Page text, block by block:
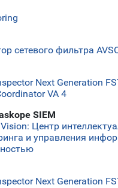
сетевого фильтра
Next Generation
VA 4
SIEM
Центр
и управления
Next Generation